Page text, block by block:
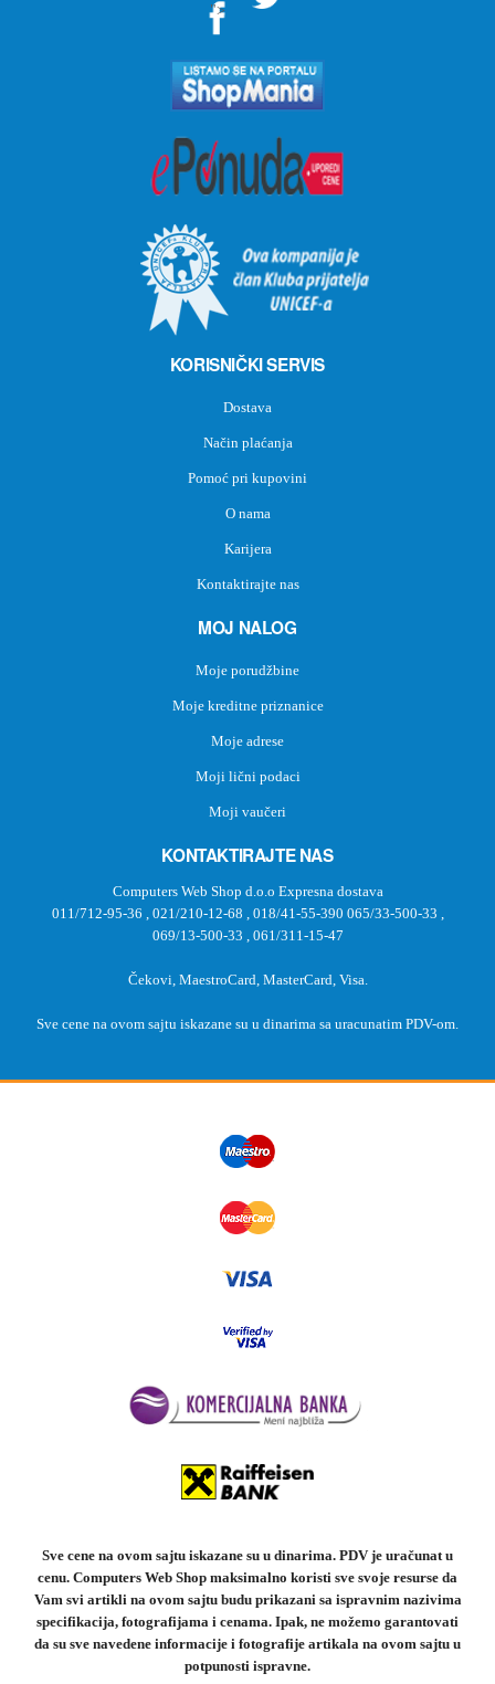
">
KORISNIČKI SERVIS
Dostava
Način plaćanja
Pomoć pri kupovini
O nama
Karijera
Kontaktirajte nas
MOJ NALOG
Moje porudžbine
Moje kreditne priznanice
Moje adrese
Moji lični podaci
Moji vaučeri
KONTAKTIRAJTE NAS
Computers Web Shop d.o.o Expresna dostava
011/712-95-36 , 021/210-12-68 , 018/41-55-390 065/33-500-33 ,
069/13-500-33 , 061/311-15-47
Čekovi, MaestroCard, MasterCard, Visa.
Sve cene na ovom sajtu iskazane su u dinarima sa uracunatim PDV-om.
Sve cene na ovom sajtu iskazane su u dinarima. PDV je uračunat u
cenu. Computers Web Shop maksimalno koristi sve svoje resurse da
Vam svi artikli na ovom sajtu budu prikazani sa ispravnim nazivima
specifikacija, fotografijama i cenama. Ipak, ne možemo garantovati
da su sve navedene informacije i fotografije artikala na ovom sajtu u
potpunosti ispravne.